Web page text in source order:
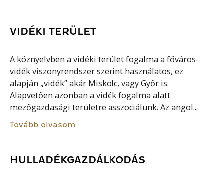
VIDÉKI TERÜLET
A köznyelvben a vidéki terület fogalma a főváros-
vidék viszonyrendszer szerint használatos, ez
alapján „vidék” akár Miskolc, vagy Győr is.
Alapvetően azonban a vidék fogalma alatt
mezőgazdasági területre asszociálunk. Az angol...
Tovább olvasom
HULLADÉKGAZDÁLKODÁS